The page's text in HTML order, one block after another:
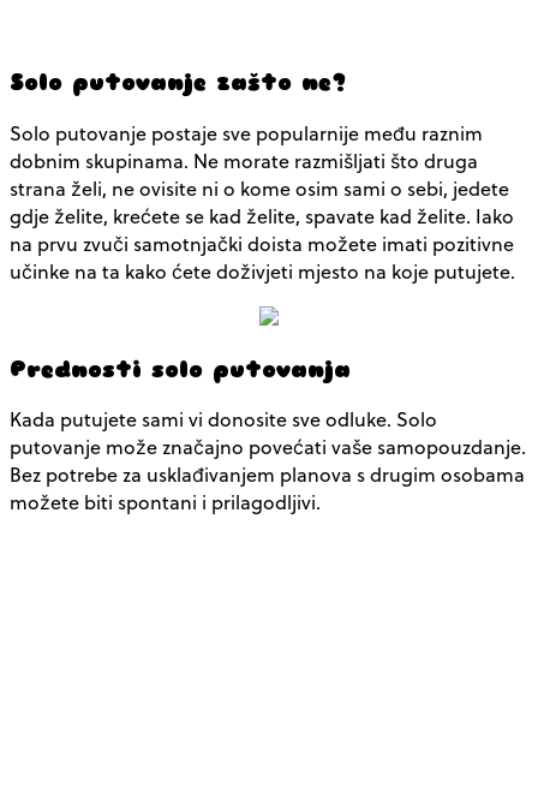
Solo putovanje zašto ne?
Solo putovanje postaje sve popularnije među raznim
dobnim skupinama. Ne morate razmišljati što druga
strana želi, ne ovisite ni o kome osim sami o sebi, jedete
gdje želite, krećete se kad želite, spavate kad želite. Iako
na prvu zvuči samotnjački doista možete imati pozitivne
učinke na ta kako ćete doživjeti mjesto na koje putujete.
Prednosti solo putovanja
Kada putujete sami vi donosite sve odluke. Solo
putovanje može značajno povećati vaše samopouzdanje.
Bez potrebe za usklađivanjem planova s drugim osobama
možete biti spontani i prilagodljivi.